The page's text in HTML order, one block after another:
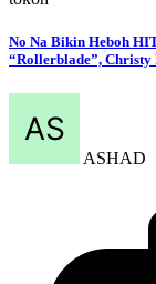
No Na Bikin Heboh
“Rollerblade”,
ASHAD